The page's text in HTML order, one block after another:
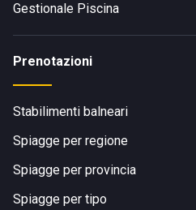
Gestionale Piscina
Prenotazioni
Stabilimenti balneari
Spiagge per regione
Spiagge per provincia
Spiagge per tipo